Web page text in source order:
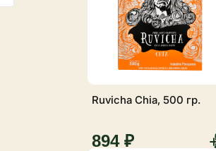
Ruvicha Chia, 500 гр.
894 ₽